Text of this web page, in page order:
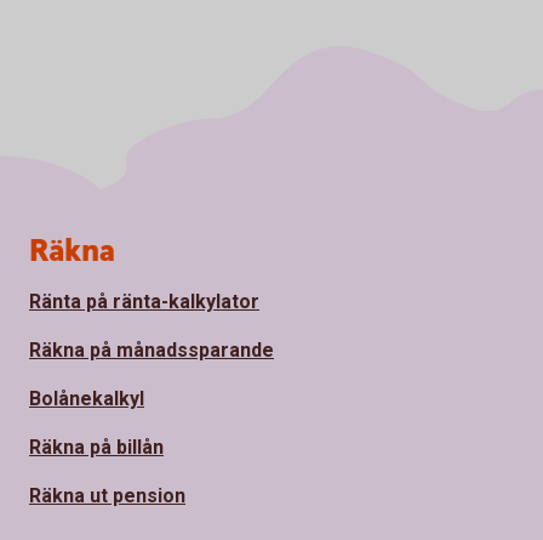
Sidfot
Räkna
Ränta på ränta-kalkylator
Räkna på månadssparande
Bolånekalkyl
Räkna på billån
Räkna ut pension